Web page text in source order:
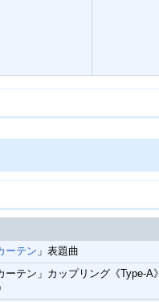
ーテン 」表題曲
テン」カップリング《Type-A》